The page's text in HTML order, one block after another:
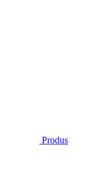
Produs